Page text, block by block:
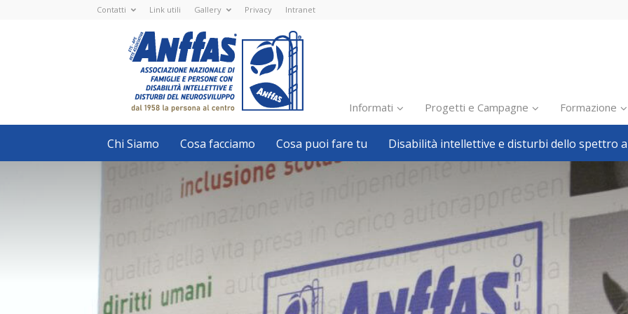
Contatti Link utili Gallery Privacy Intranet
Nazionale
ETS
-
APS
Associazione
Nazionale
di
Famiglie
e
con
disabilità
intellettive
neurosviluppo
Informati
Inclusione scolastica
Inclusione lavorativa
Politiche sociali
Pillole
Formazione
Avvisi, bandi
Welfare locale
Progetti e Campagne Formazione
Chi Siamo Cosa facciamo Cosa puoi fare tu Disabilità intellettive e disturbi dello spettro